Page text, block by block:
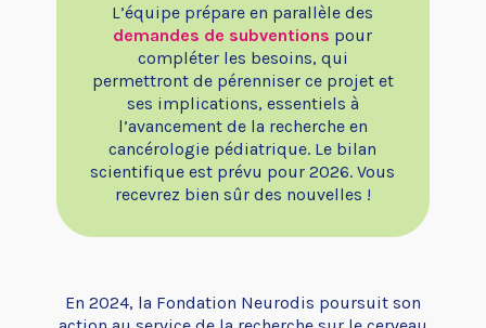
L’équipe prépare en parallèle des
demandes de subventions pour
compléter les besoins, qui
permettront de pérenniser ce projet et
ses implications, essentiels à
l’avancement de la recherche en
cancérologie pédiatrique. Le bilan
scientifique est prévu pour 2026. Vous
recevrez bien sûr des nouvelles !
En 2024, la Fondation Neurodis poursuit son